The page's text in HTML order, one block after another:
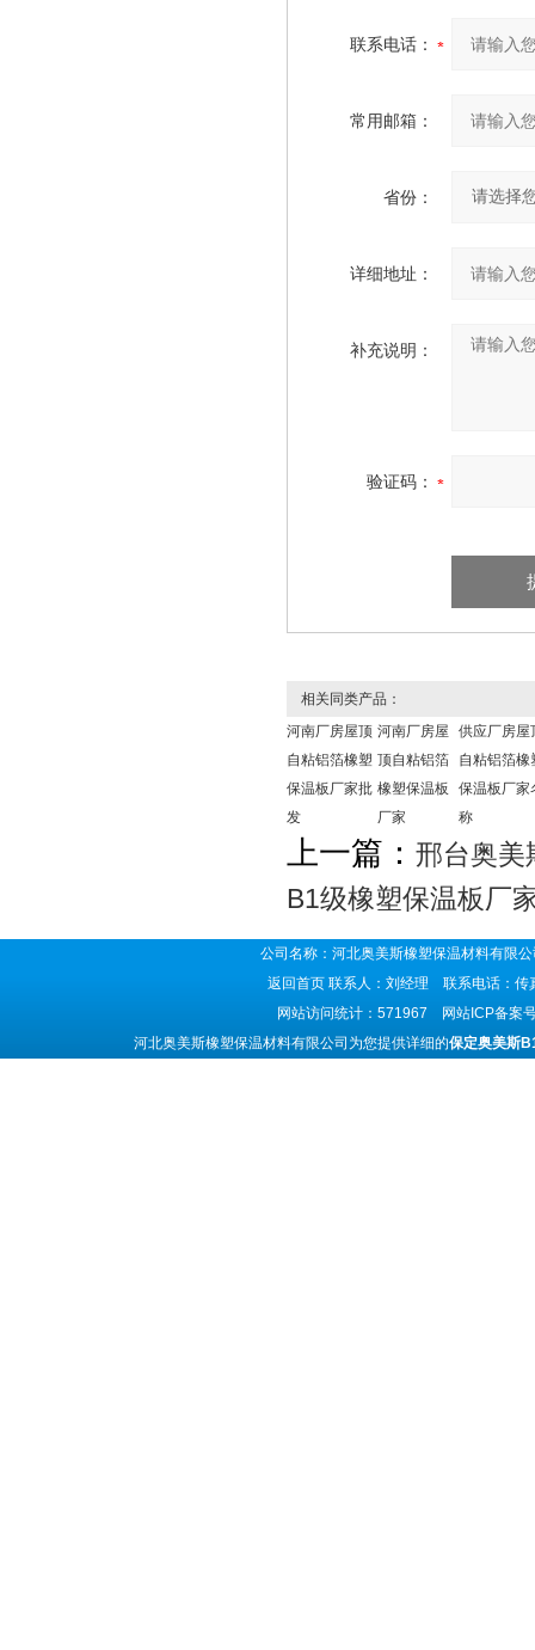
联系电话：
常用邮箱：
省份：
详细地址：
补充说明：
验证码：
相关同类产品：
河南厂房屋顶
自粘铝箔橡塑
保温板厂家批
发
河南厂房屋
顶自粘铝箔
橡塑保温板
厂家
供应厂房屋
自粘铝箔橡
保温板厂家
称
上一篇： 邢台奥美
B1级橡塑保温板厂
公司名称：河北奥美斯橡塑保温材料有
返回首页 联系人：刘经理 联系电话：
网站访问统计：571967 网站ICP备案
河北奥美斯橡塑保温材料有限公司为您提供详细的保定奥美斯